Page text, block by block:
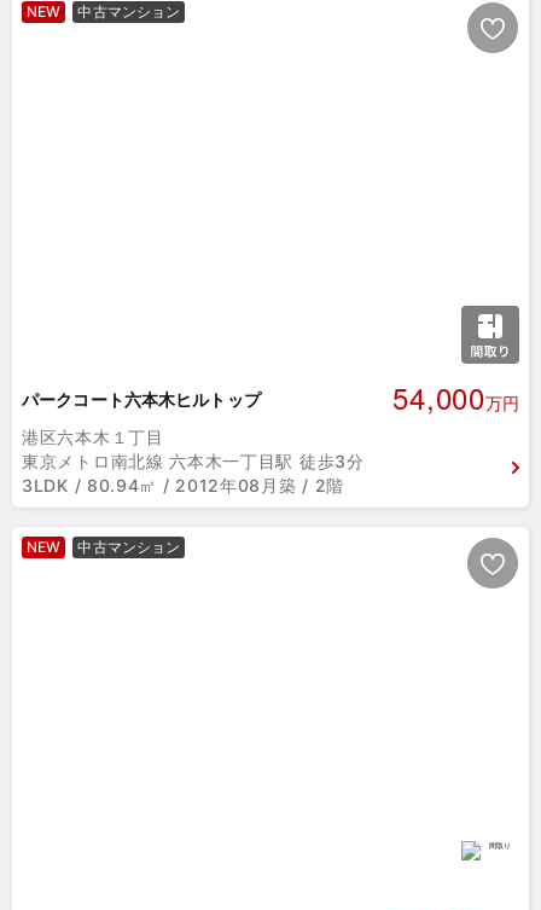
NEW 中古マンション
パークコート六本木ヒルトップ 54,000万円
港区六本木１丁目
東京メトロ南北線 六本木一丁目駅 徒歩3分
3LDK / 80.94㎡ / 2012年08月築 / 2階
NEW 中古マンション